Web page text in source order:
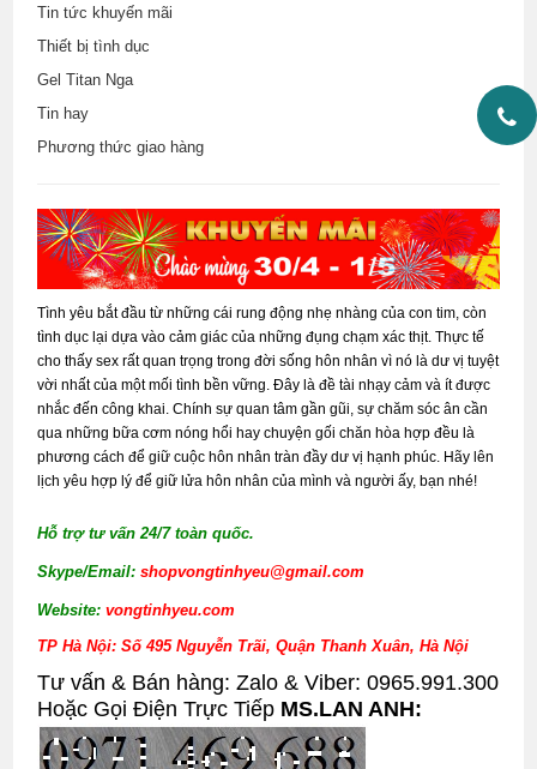
Tin tức khuyến mãi
Thiết bị tình dục
Gel Titan Nga
Tin hay
Phương thức giao hàng
Tình yêu bắt đầu từ những cái rung động nhẹ nhàng của con tim, còn
tình dục lại dựa vào cảm giác của những đụng chạm xác thịt. Thực tế
cho thấy sex rất quan trọng trong đời sống hôn nhân vì nó là dư vị tuyệt
vời nhất của một mối tình bền vững. Đây là đề tài nhạy cảm và ít được
nhắc đến công khai. Chính sự quan tâm gần gũi, sự chăm sóc ân cần
qua những bữa cơm nóng hổi hay chuyện gối chăn hòa hợp đều là
phương cách để giữ cuộc hôn nhân tràn đầy dư vị hạnh phúc. Hãy lên
lịch yêu hợp lý để giữ lửa hôn nhân của mình và người ấy, bạn nhé!
Hỗ trợ tư vấn 24/7 toàn quốc.
Skype/Email:shopvongtinhyeu@gmail.com
Website: vongtinhyeu.com
TP Hà Nội: Số 495 Nguyễn Trãi, Quận Thanh Xuân, Hà Nội
Tư vấn & Bán hàng: Zalo & Viber: 0965.991.300
Hoặc Gọi Điện Trực Tiếp MS.LAN ANH: